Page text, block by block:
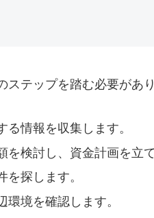
テップを踏む必要があり
る情報を収集します。
を検討し、資金計画を立て
を探します。
境を確認します。